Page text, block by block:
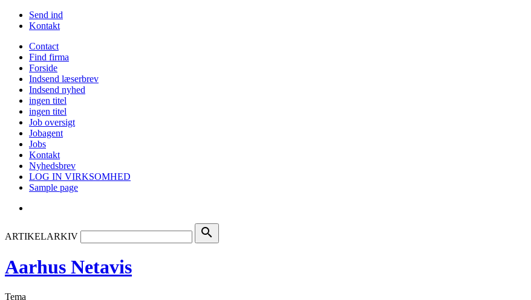
Send ind
Kontakt
Contact
Find firma
Forside
Indsend læserbrev
Indsend nyhed
ingen titel
ingen titel
Job oversigt
Jobagent
Jobs
Kontakt
Nyhedsbrev
LOG IN VIRKSOMHED
Sample page
ARTIKELARKIV search
Aarhus Netavis
Tema